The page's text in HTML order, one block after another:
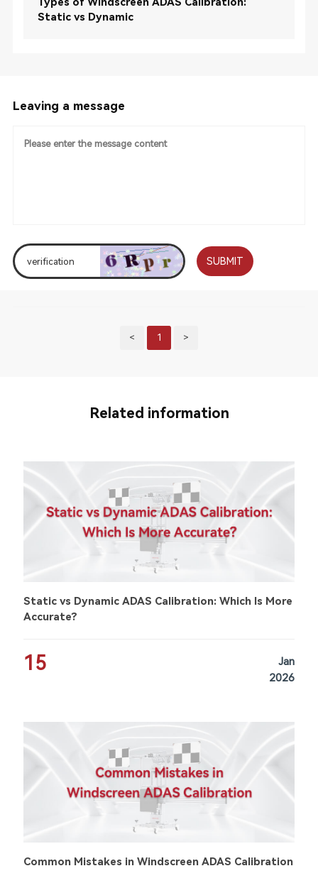
Static vs Dynamic
Leaving a message
SUBMIT
< 1 >
Related information
Static vs Dynamic ADAS Calibration: Which Is More
Accurate?
15
Jan
2026
Common Mistakes in Windscreen ADAS Calibration